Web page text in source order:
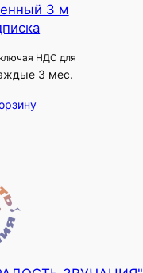
3 м
НДС для
3 мес.